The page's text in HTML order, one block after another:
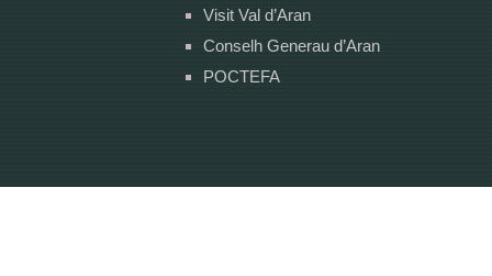
Visit Val d’Aran
Conselh Generau d’Aran
POCTEFA